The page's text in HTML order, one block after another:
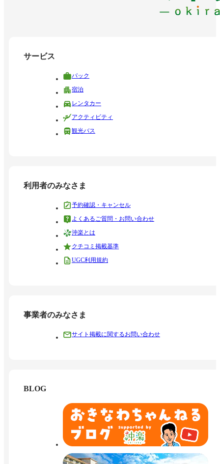
サービス
パック
宿泊
レンタカー
アクティビティ
観光バス
利用者のみなさま
予約確認・キャンセル
よくあるご質問・お問い合わせ
沖楽とは
クチコミ掲載基準
UGC利用規約
事業者のみなさま
サイト掲載に関するお問い合わせ
BLOG